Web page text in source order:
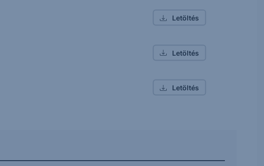
Letöltés
Letöltés
Letöltés